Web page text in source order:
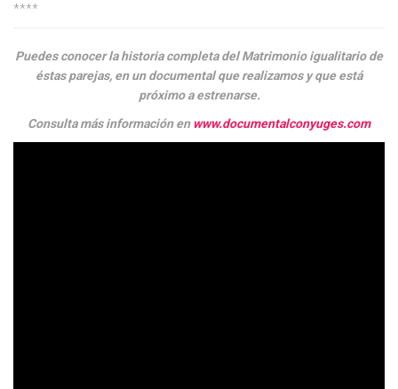
****
Puedes conocer la historia completa del Matrimonio igualitario de
éstas parejas, en un documental que realizamos y que está
próximo a estrenarse.
Consulta más información en www.documentalconyuges.com